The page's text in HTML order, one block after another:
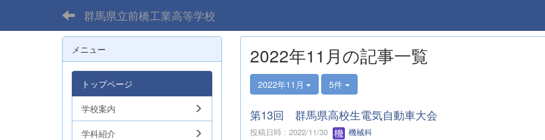
群馬県立前橋工業高等学校
2022年11月の記事一覧
2022年11月 5件
第13回 群馬県高校生電気自動車大会
投稿日時 : 2022/11/30 機械科
メニュー
トップページ
学校案内
学科紹介